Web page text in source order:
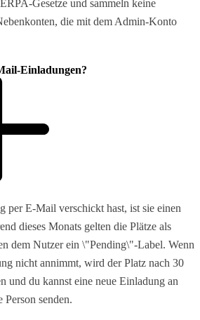
Gesetze und sammeln keine
die mit dem Admin-Konto
Einladungen?
per E-Mail verschickt hast, ist sie einen
dieses Monats gelten die Plätze als
dem Nutzer ein \"Pending\"-Label. Wenn
nicht annimmt, wird der Platz nach 30
und du kannst eine neue Einladung an
Person senden.